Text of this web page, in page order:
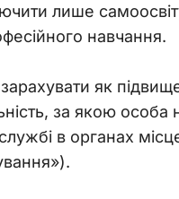
лише
навчання.
як
за якою особа
в органах